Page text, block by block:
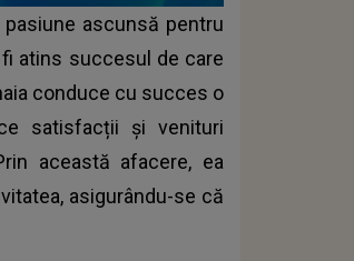
ascunsă pentru
fi atins succesul de care
conduce cu succes o
satisfacții și venituri
această afacere, ea
asigurându-se că